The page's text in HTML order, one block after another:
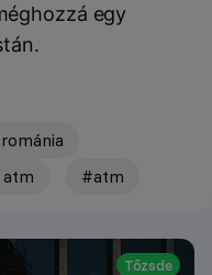
egy
#atm
Tőzsde